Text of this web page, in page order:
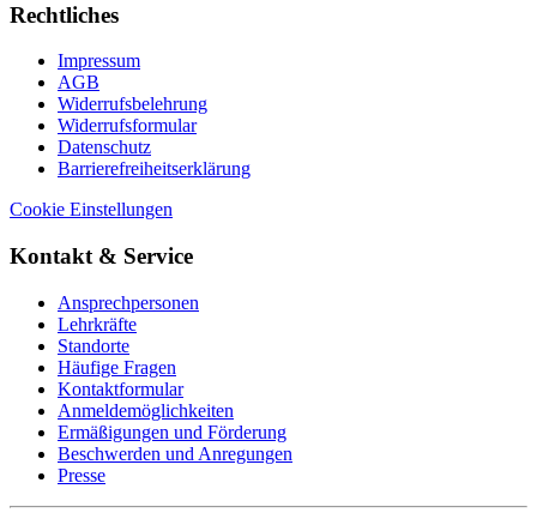
Rechtliches
Impressum
AGB
Widerrufsbelehrung
Widerrufsformular
Datenschutz
Barrierefreiheitserklärung
Cookie Einstellungen
Kontakt & Service
Ansprechpersonen
Lehrkräfte
Standorte
Häufige Fragen
Kontaktformular
Anmeldemöglichkeiten
Ermäßigungen und Förderung
Beschwerden und Anregungen
Presse